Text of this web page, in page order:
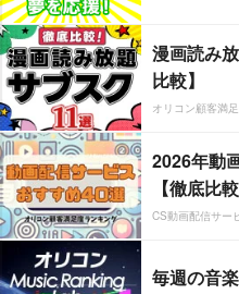
漫画読み
比較】
オリコン顧客満
2026年動
【徹底比較
CS動画配信サー
毎週の音